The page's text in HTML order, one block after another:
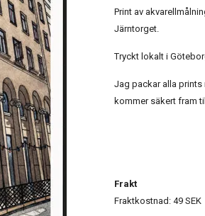
Print av
Järntorget.
Tryckt lokalt i
Jag packar alla
kommer säkert fram
Frakt
Fraktkostnad: 49 SEK